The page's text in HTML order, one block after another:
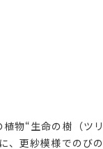
物“生命の樹（ツリ
、更紗模様でのびの